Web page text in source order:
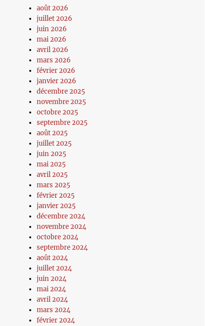
août 2026
juillet 2026
juin 2026
mai 2026
avril 2026
mars 2026
février 2026
janvier 2026
décembre 2025
novembre 2025
octobre 2025
septembre 2025
août 2025
juillet 2025
juin 2025
mai 2025
avril 2025
mars 2025
février 2025
janvier 2025
décembre 2024
novembre 2024
octobre 2024
septembre 2024
août 2024
juillet 2024
juin 2024
mai 2024
avril 2024
mars 2024
février 2024